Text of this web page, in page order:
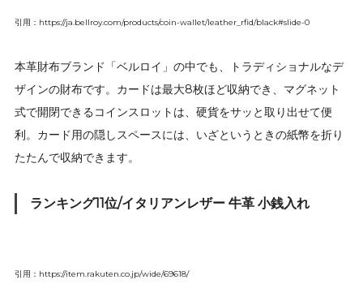
引用：https://ja.bellroy.com/products/coin-wallet/leather_rfid/black#slide-0
本革財布ブランド「ベルロイ」の中でも、トラディショナルなデ
ザインの財布です。カードは最大8枚ほど収納でき、マグネット
式で開閉できるコインスロットは、硬貨をサッと取り出せて便
利。カード用の隠しスペースには、いざというときの紙幣を折り
たたんで収納できます。
ランキング11位/イタリアンレザー 牛革 小銭入れ
引用：https://item.rakuten.co.jp/wide/69618/